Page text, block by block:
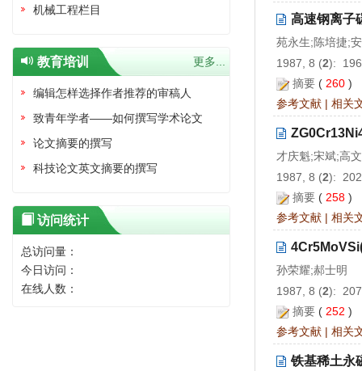
高速钢离子
苑永生;陈培捷;
1987, 8 (2):
摘要 ( 260 )
参考文献 | 相关
才庆魁;宋斌;高
1987, 8 (2):
摘要 ( 258 )
参考文献 | 相关
孙荣耀;郝士明
1987, 8 (2):
摘要 ( 252 )
参考文献 | 相关
铁基稀土永
机械工程栏目
教育培训 更多...
编辑怎样选择作者推荐的审稿人
致青年学者——如何撰写学术论文
论文摘要的撰写
科技论文英文摘要的撰写
访问统计
总访问量：
今日访问：
在线人数：